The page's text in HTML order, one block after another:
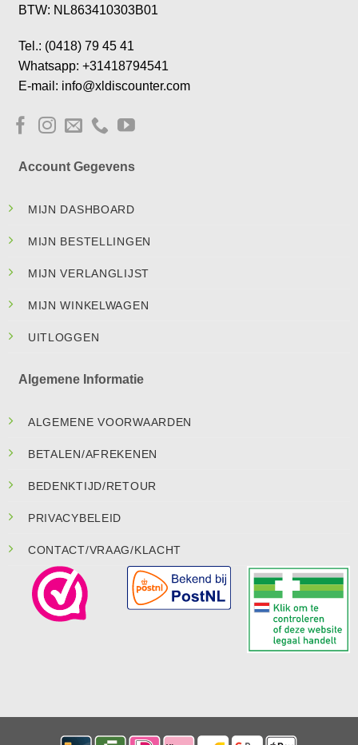
BTW: NL863410303B01
Tel.: (0418) 79 45 41
Whatsapp: +31418794541
E-mail: info@xldiscounter.com
Account Gegevens
MIJN DASHBOARD
MIJN BESTELLINGEN
MIJN VERLANGLIJST
MIJN WINKELWAGEN
UITLOGGEN
Algemene Informatie
ALGEMENE VOORWAARDEN
BETALEN/AFREKENEN
BEDENKTIJD/RETOUR
PRIVACYBELEID
CONTACT/VRAAG/KLACHT